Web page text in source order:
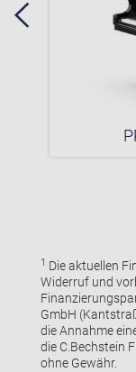
1 Die aktuellen
Widerruf und
GmbH
die Annahme
die C.Bechstein
ohne Gewähr.